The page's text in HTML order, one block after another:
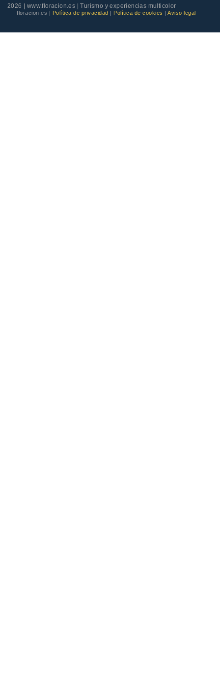
2026 | www.floracion.es | Turismo y experiencias multicolor
floracion.es | Política de privacidad | Política de cookies |Aviso legal